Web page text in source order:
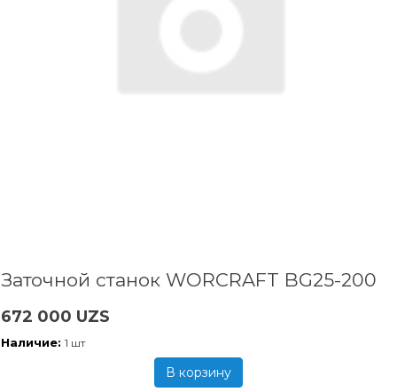
Заточной станок WORCRAFT BG25-200
672 000 UZS
Наличие: 1 шт
В корзину